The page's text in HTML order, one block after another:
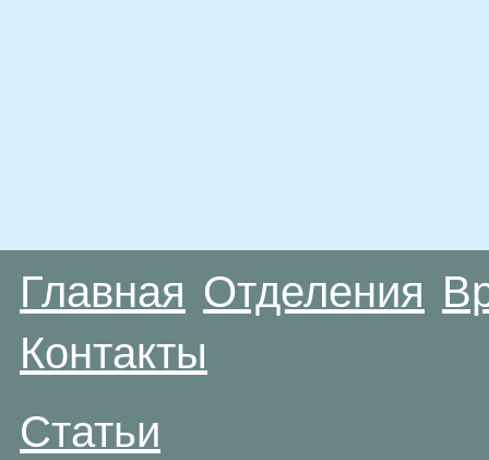
Главная Отделения
Контакты
Статьи